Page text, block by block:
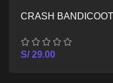
CRASH
S/29.00